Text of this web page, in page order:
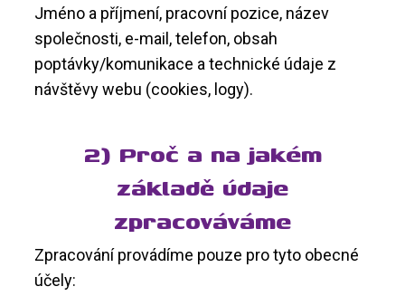
Jméno a příjmení, pracovní pozice, název
společnosti, e-mail, telefon, obsah
poptávky/komunikace a technické údaje z
návštěvy webu (cookies, logy).
2) Proč a na jakém
základě údaje
zpracováváme
Zpracování provádíme pouze pro tyto obecné
účely: